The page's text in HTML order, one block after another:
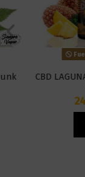
Fuera de
CBD LAGUNA -
24,95